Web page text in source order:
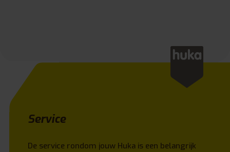
Service
De service rondom jouw Huka is een belangrijk